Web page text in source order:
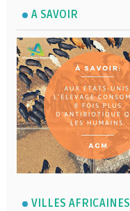
A SAVOIR
VILLES AFRICAINES